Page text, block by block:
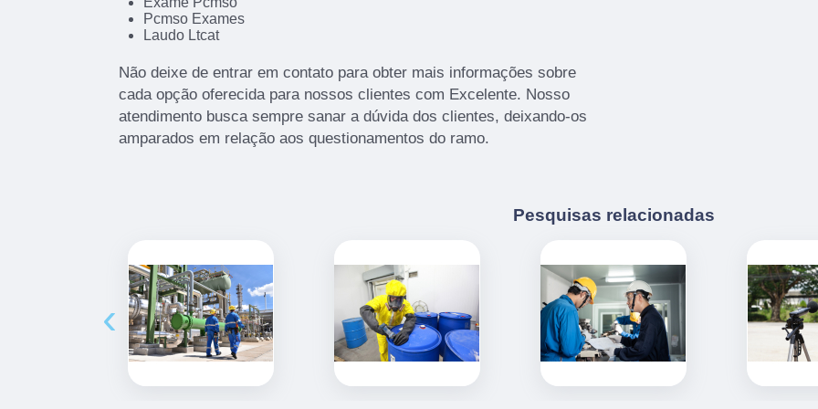
Pcmso Exames
Laudo Ltcat
Não deixe de entrar em contato para obter mais informações sobre
cada opção oferecida para nossos clientes com Excelente. Nosso
atendimento busca sempre sanar a dúvida dos clientes, deixando-os
amparados em relação aos questionamentos do ramo.
Pesquisas relacionadas
‹